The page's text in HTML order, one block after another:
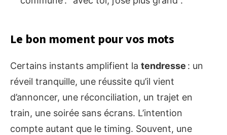
Le bon moment pour vos mots
Certains instants amplifient la tendresse : un
réveil tranquille, une réussite qu’il vient
d’annoncer, une réconciliation, un trajet en
train, une soirée sans écrans. L’intention
compte autant que le timing. Souvent, une